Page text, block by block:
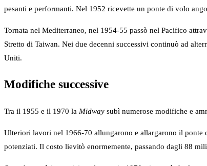
pesanti e performanti. Nel 1952 ricevette un ponte di volo
Tornata nel Mediterraneo, nel 1954-55 passò nel Pacifico
Stretto di Taiwan. Nei due decenni successivi continuò ad
Uniti.
Modifiche successive
Tra il 1955 e il 1970 la Midway subì numerose modifiche e
Ulteriori lavori nel 1966-70 allungarono e allargarono il ponte
potenziati. Il costo lievitò enormemente, passando dagli 88